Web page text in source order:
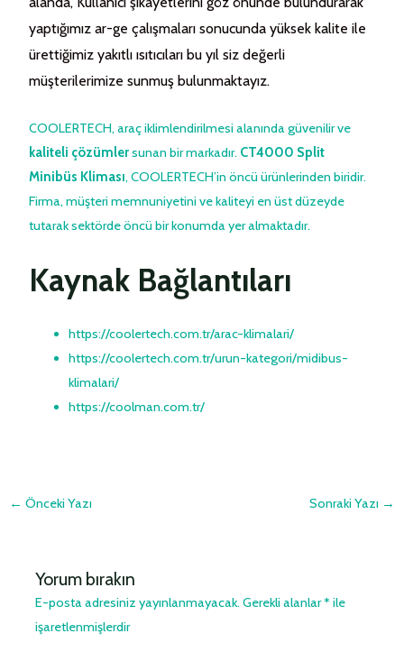
yaptığımız ar-ge çalışmaları sonucunda yüksek kalite ile
ürettiğimiz yakıtlı ısıtıcıları bu yıl siz değerli
müşterilerimize sunmuş bulunmaktayız.
COOLERTECH, araç iklimlendirilmesi alanında güvenilir ve
kaliteli çözümlersunan bir markadır. CT4000 Split
Minibüs Kliması, COOLERTECH’in öncü ürünlerinden biridir.
Firma, müşteri memnuniyetini ve kaliteyi en üst düzeyde
tutarak sektörde öncü bir konumda yer almaktadır.
Kaynak Bağlantıları
https://coolertech.com.tr/arac-klimalari/
https://coolertech.com.tr/urun-kategori/midibus-
klimalari/
https://coolman.com.tr/
← Önceki Yazı Sonraki Yazı →
Yorum bırakın
E-posta adresiniz yayınlanmayacak. Gerekli alanlar*ile
işaretlenmişlerdir